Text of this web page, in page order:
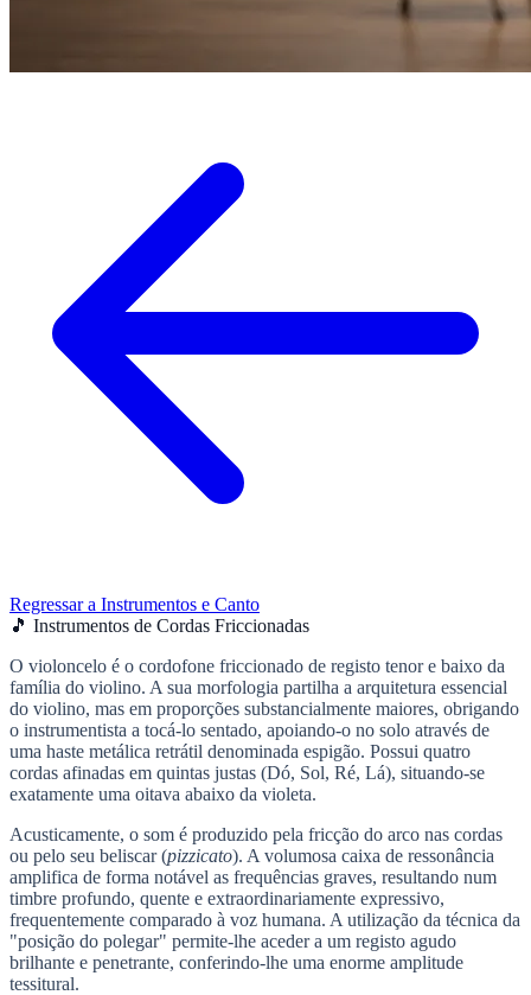
Regressar a Instrumentos e Canto
🎵 Instrumentos de Cordas Friccionadas
O violoncelo é o cordofone friccionado de registo tenor e baixo da
família do violino. A sua morfologia partilha a arquitetura essencial
do violino, mas em proporções substancialmente maiores, obrigando
o instrumentista a tocá-lo sentado, apoiando-o no solo através de
uma haste metálica retrátil denominada espigão. Possui quatro
cordas afinadas em quintas justas (Dó, Sol, Ré, Lá), situando-se
exatamente uma oitava abaixo da violeta.
Acusticamente, o som é produzido pela fricção do arco nas cordas
ou pelo seu beliscar (pizzicato). A volumosa caixa de ressonância
amplifica de forma notável as frequências graves, resultando num
timbre profundo, quente e extraordinariamente expressivo,
frequentemente comparado à voz humana. A utilização da técnica da
"posição do polegar" permite-lhe aceder a um registo agudo
brilhante e penetrante, conferindo-lhe uma enorme amplitude
tessitural.